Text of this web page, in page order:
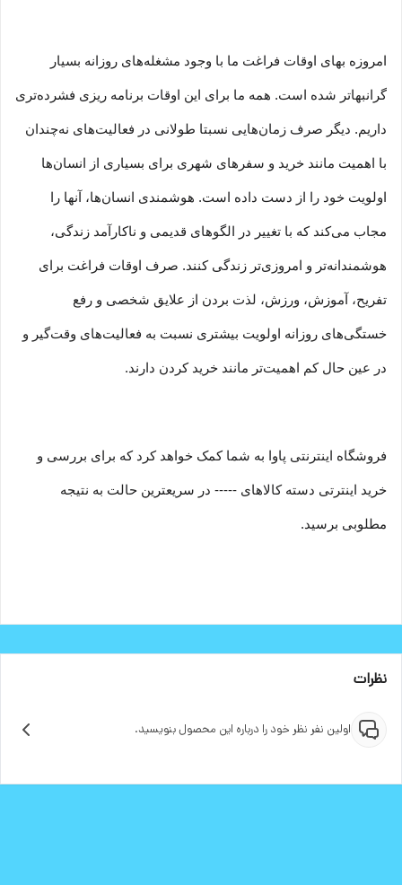
امروزه بهای اوقات فراغت ما با وجود مشغله‏‌های روزانه بسیار
گرانبها‌تر شده است. همه ما برای این اوقات برنامه ریزی فشرده‏‌تری
داریم. دیگر صرف زمان‌هایی نسبتا طولانی در فعالیت‏‌های نه‌چندان
با اهمیت مانند خرید و سفرهای شهری برای بسیاری از انسان‌ها
اولویت خود را از دست داده است. هوشمندی انسان‌ها، آنها را
مجاب می‏‌کند که با تغییر در الگوهای قدیمی و نا‏کارآمد زندگی،
هوشمندانه‏‌تر و امروزی‏‌تر زندگی کنند. صرف اوقات فراغت برای
تفریح، آموزش، ورزش، لذت بردن از علایق شخصی و رفع
خستگی‏‏‌های روزانه اولویت بیشتری نسبت به فعالیت‌‏‏‏های وقت‌گیر و
در عین حال کم اهمیت‏‏‏‌تر مانند خرید کردن دارند.
فروشگاه اینترنتی پاوا به شما کمک خواهد کرد که برای بررسی و
خرید اینترتی دسته کالاهای ----- در سریعترین حالت به نتیجه
مطلوبی برسید.
نظرات
اولین نفر نظر خود را درباره این محصول بنویسید.